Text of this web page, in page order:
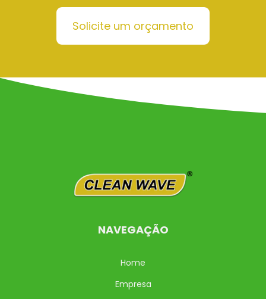
Solicite um orçamento
NAVEGAÇÃO
Home
Empresa